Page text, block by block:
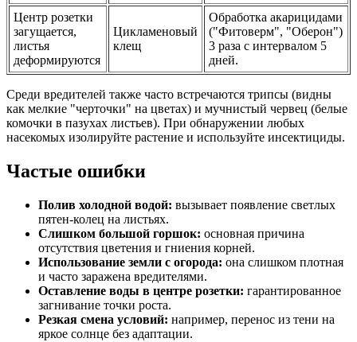
Центр розетки
загущается,
листья
деформируются
Цикламеновый
клещ
Обработка акарицидами
("Фитоверм", "Оберон")
3 раза с интервалом 5
дней.
Среди вредителей также часто встречаются трипсы (видны
как мелкие "черточки" на цветах) и мучнистый червец (белые
комочки в пазухах листьев). При обнаружении любых
насекомых изолируйте растение и используйте инсектициды.
Частые ошибки
Полив холодной водой: вызывает появление светлых
пятен-колец на листьях.
Слишком большой горшок: основная причина
отсутствия цветения и гниения корней.
Использование земли с огорода: она слишком плотная
и часто заражена вредителями.
Оставление воды в центре розетки: гарантированное
загнивание точки роста.
Резкая смена условий: например, перенос из тени на
яркое солнце без адаптации.